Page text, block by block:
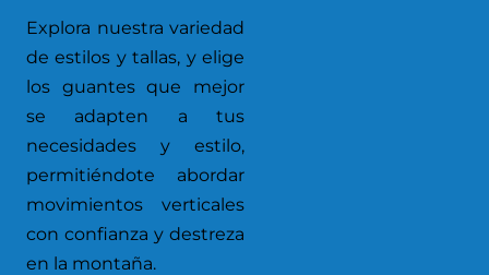
Explora nuestra variedad
de estilos y tallas, y elige
los guantes que mejor
se adapten a tus
necesidades y estilo,
permitiéndote abordar
movimientos verticales
con confianza y destreza
en la montaña.